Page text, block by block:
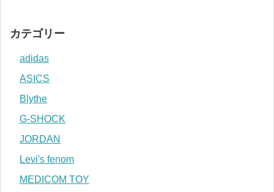
カテゴリー
adidas
ASICS
Blythe
G-SHOCK
JORDAN
Levi's fenom
MEDICOM TOY